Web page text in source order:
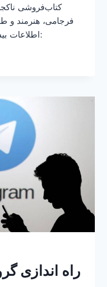
کتاب‌فروشی
فرجامی، هنرمند و
اطلاعات بیشتر به پوستر زیر توجه کنید:
راه اندازی